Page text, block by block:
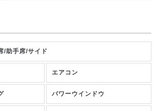
/助手席/サイド
エアコン
パワーウインドウ